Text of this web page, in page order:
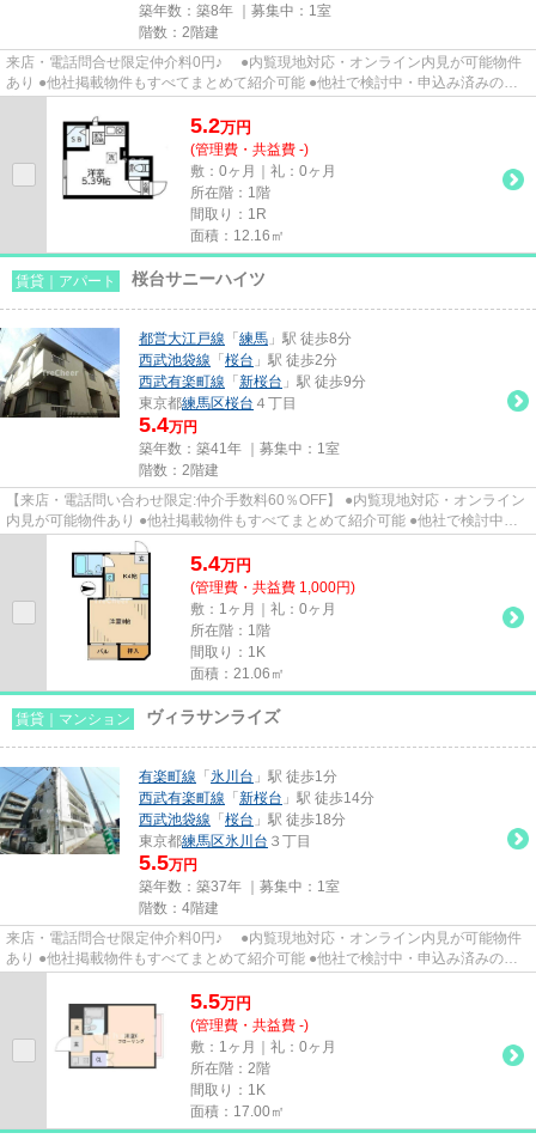
築年数：築8年 ｜募集中： 1室
階数：2階建
来店・電話問合せ限定仲介料0円♪ ●内覧現地対応・オンライン内見が可能物件
あり ●他社掲載物件もすべてまとめて紹介可能 ●他社で検討中・申込み済みのお
5.2万円
(管理費・共益費 -)
敷：0ヶ月｜礼：0ヶ月
所在階：1階
間取り：1R
面積：12.16㎡
賃貸｜アパート 桜台サニーハイツ
都営大江戸線 「 練馬 」駅 徒歩8分
西武池袋線 「 桜台 」駅 徒歩2分
西武有楽町線 「 新桜台 」駅 徒歩9分
東京都練馬区桜台 ４丁目
5.4万円
築年数：築41年 ｜募集中： 1室
階数：2階建
【来店・電話問い合わせ限定:仲介手数料60％OFF】 ●内覧現地対応・オンライン
内見が可能物件あり ●他社掲載物件もすべてまとめて紹介可能 ●他社で検討中・
申込み済みのお客様、初期費...
5.4万円
(管理費・共益費 1,000円)
敷：1ヶ月｜礼：0ヶ月
所在階：1階
間取り：1K
面積：21.06㎡
賃貸｜マンション ヴィラサンライズ
有楽町線 「 氷川台 」駅 徒歩1分
西武有楽町線 「 新桜台 」駅 徒歩14分
西武池袋線 「 桜台 」駅 徒歩18分
東京都練馬区氷川台 ３丁目
5.5万円
築年数：築37年 ｜募集中： 1室
階数：4階建
来店・電話問合せ限定仲介料0円♪ ●内覧現地対応・オンライン内見が可能物件
あり ●他社掲載物件もすべてまとめて紹介可能 ●他社で検討中・申込み済みのお
5.5万円
(管理費・共益費 -)
敷：1ヶ月｜礼：0ヶ月
所在階：2階
間取り：1K
面積：17.00㎡